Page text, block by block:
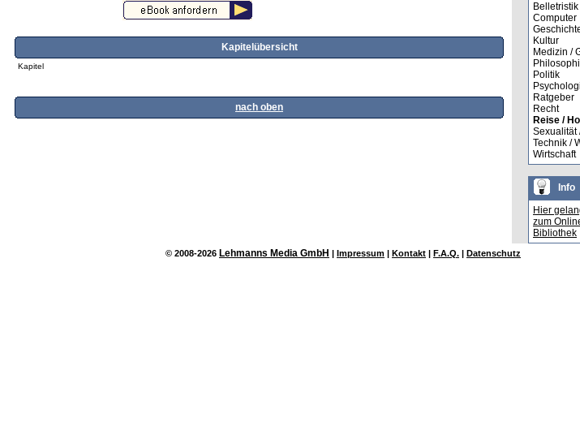
Kapitelübersicht
Kapitel
nach oben
Computer
Kultur
Medizin /
Politik
Ratgeber
Recht
Reise /
Sexualität
Technik /
Wirtschaft
Info
Hier
zum
Bibliothek
© 2008-2026 Lehmanns Media GmbH | Impressum | Kontakt | F.A.Q. | Datenschutz